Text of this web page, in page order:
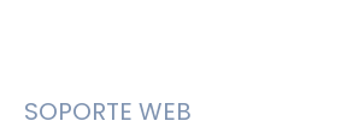
SOPORTE WEB